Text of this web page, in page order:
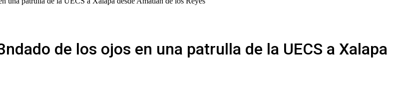
de los ojos en una patrulla de la UECS a Xalapa